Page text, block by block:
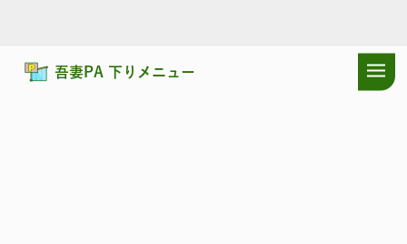
吾妻PA 下りメニュー